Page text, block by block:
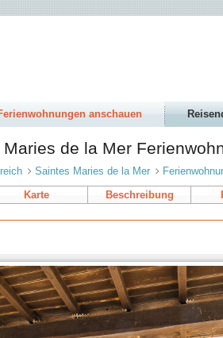
anschauen
de la Mer
Saintes Maries de la Mer
Karte Beschreibung